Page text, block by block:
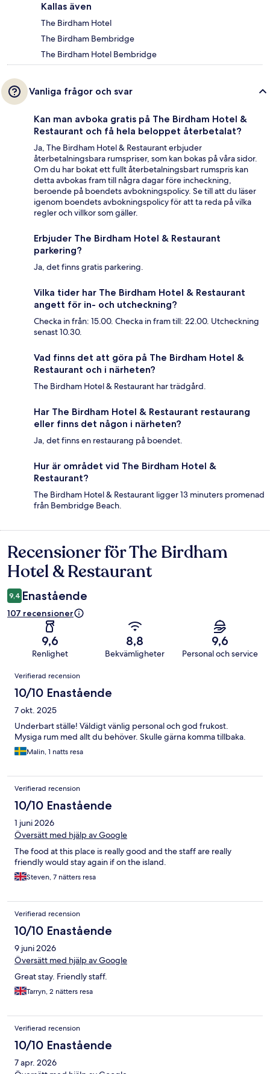
Kallas även
The Birdham Hotel
The Birdham Bembridge
The Birdham Hotel Bembridge
Vanliga frågor och svar
Kan man avboka gratis på The Birdham Hotel &
Restaurant och få hela beloppet återbetalat?
Ja, The Birdham Hotel & Restaurant erbjuder
återbetalningsbara rumspriser, som kan bokas på våra sidor.
Om du har bokat ett fullt återbetalningsbart rumspris kan
detta avbokas fram till några dagar före incheckning,
beroende på boendets avbokningspolicy. Se till att du läser
igenom boendets avbokningspolicy för att ta reda på vilka
regler och villkor som gäller.
Erbjuder The Birdham Hotel & Restaurant
parkering?
Ja, det finns gratis parkering.
Vilka tider har The Birdham Hotel & Restaurant
angett för in- och utcheckning?
Checka in från: 15.00. Checka in fram till: 22.00. Utcheckning
senast 10.30.
Vad finns det att göra på The Birdham Hotel &
Restaurant och i närheten?
The Birdham Hotel & Restaurant har trädgård.
Har The Birdham Hotel & Restaurant restaurang
eller finns det någon i närheten?
Ja, det finns en restaurang på boendet.
Hur är området vid The Birdham Hotel &
Restaurant?
The Birdham Hotel & Restaurant ligger 13 minuters promenad
från Bembridge Beach.
Recensioner
Recensioner för The Birdham
Hotel & Restaurant
9,4 Enastående
107 recensioner
9,6
Renlighet
8,8
Bekvämligheter
9,6
Personal och service
Recensioner
Verifierad recension
10/10 Enastående
7 okt. 2025
Underbart ställe! Väldigt vänlig personal och god frukost.
Mysiga rum med allt du behöver. Skulle gärna komma tillbaka.
Malin, 1 natts resa
Verifierad recension
10/10 Enastående
1 juni 2026
Översätt med hjälp av Google
The food at this place is really good and the staff are really
friendly would stay again if on the island.
Steven, 7 nätters resa
Verifierad recension
10/10 Enastående
9 juni 2026
Översätt med hjälp av Google
Great stay. Friendly staff.
Tarryn, 2 nätters resa
Verifierad recension
10/10 Enastående
7 apr. 2026